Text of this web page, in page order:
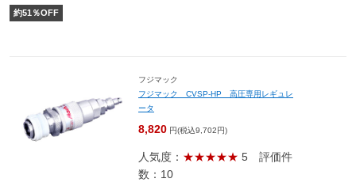
約51 ％OFF
フジマック
フジマック CVSP-HP 高圧専用レギュレ
ータ
8,820 円(税込9,702円)
人気度： ★★★★★ 5 評価件
数：10